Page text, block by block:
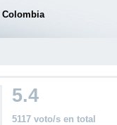
Colombia
5.4
5117 voto/s en total